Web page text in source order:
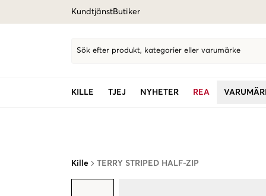
KundtjänstButiker
Sök efter produkt, kategorier eller varumärke
KILLE TJEJ NYHETER REA
Kille TERRY STRIPED HALF-ZIP